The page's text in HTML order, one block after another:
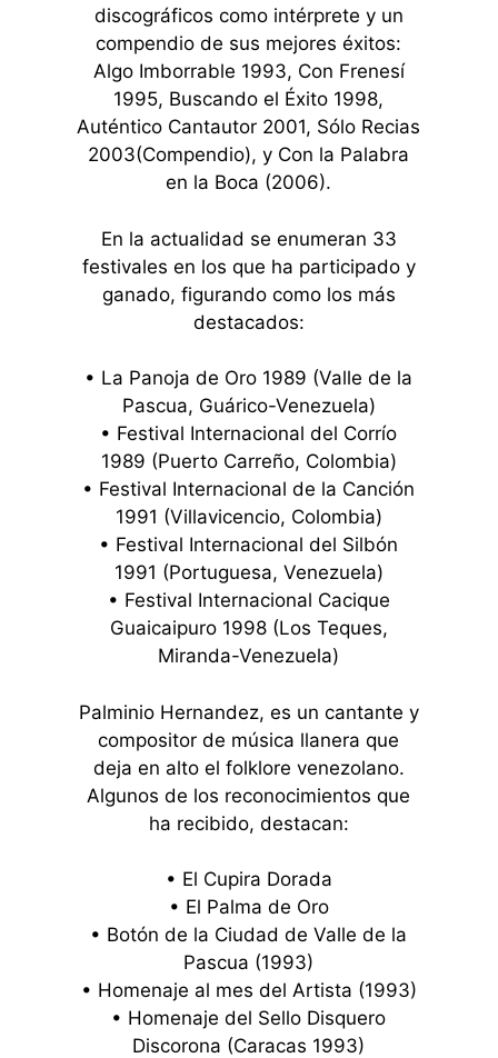
discográficos como intérprete y un
compendio de sus mejores éxitos:
Algo Imborrable 1993, Con Frenesí
1995, Buscando el Éxito 1998,
Auténtico Cantautor 2001, Sólo Recias
2003(Compendio), y Con la Palabra
en la Boca (2006).
En la actualidad se enumeran 33
festivales en los que ha participado y
ganado, figurando como los más
destacados:
• La Panoja de Oro 1989 (Valle de la
Pascua, Guárico-Venezuela)
• Festival Internacional del Corrío
1989 (Puerto Carreño, Colombia)
• Festival Internacional de la Canción
1991 (Villavicencio, Colombia)
• Festival Internacional del Silbón
1991 (Portuguesa, Venezuela)
• Festival Internacional Cacique
Guaicaipuro 1998 (Los Teques,
Miranda-Venezuela)
Palminio Hernandez, es un cantante y
compositor de música llanera que
deja en alto el folklore venezolano.
Algunos de los reconocimientos que
ha recibido, destacan:
• El Cupira Dorada
• El Palma de Oro
• Botón de la Ciudad de Valle de la
Pascua (1993)
• Homenaje al mes del Artista (1993)
• Homenaje del Sello Disquero
Discorona (Caracas 1993)